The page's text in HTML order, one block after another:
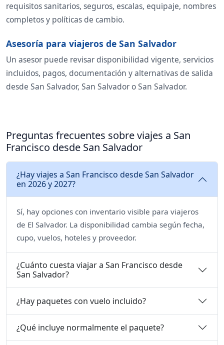
requisitos sanitarios, seguros, escalas, equipaje, nombres
completos y políticas de cambio.
Asesoría para viajeros de San Salvador
Un asesor puede revisar disponibilidad vigente, servicios
incluidos, pagos, documentación y alternativas de salida
desde San Salvador, San Salvador o San Salvador.
Preguntas frecuentes sobre viajes a San
Francisco desde San Salvador
¿Hay viajes a San Francisco desde San Salvador
en 2026 y 2027?
Sí, hay opciones con inventario visible para viajeros
de El Salvador. La disponibilidad cambia según fecha,
cupo, vuelos, hoteles y proveedor.
¿Cuánto cuesta viajar a San Francisco desde
San Salvador?
¿Hay paquetes con vuelo incluido?
¿Qué incluye normalmente el paquete?